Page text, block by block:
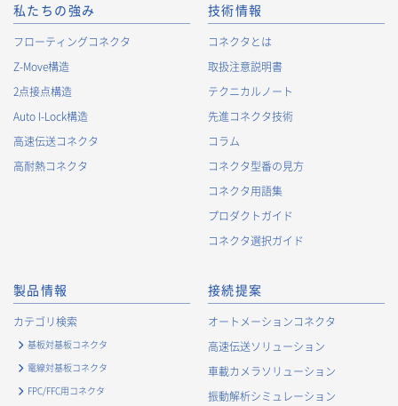
私たちの強み
フローティングコネクタ
Z-Move構造
2点接点構造
Auto I-Lock構造
高速伝送コネクタ
高耐熱コネクタ
技術情報
コネクタとは
取扱注意説明書
テクニカルノート
先進コネクタ技術
コラム
コネクタ型番の見方
コネクタ用語集
プロダクトガイド
コネクタ選択ガイド
製品情報
カテゴリ検索
基板対基板コネクタ
電線対基板コネクタ
FPC/FFC用コネクタ
接続提案
オートメーションコネクタ
高速伝送ソリューション
車載カメラソリューション
振動解析シミュレーション